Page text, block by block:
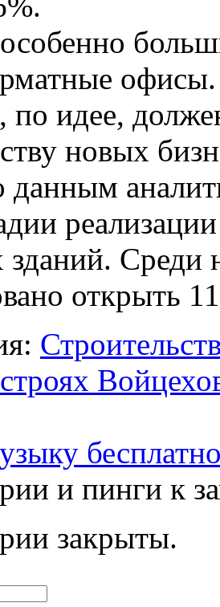
идее,
новых
данным
зданий. Среди
открыть
и пинги к
закрыты.